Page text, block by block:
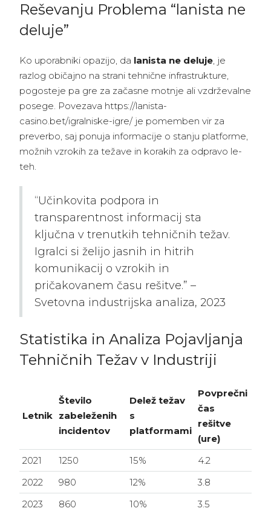
Reševanju Problema “lanista ne
deluje”
Ko uporabniki opazijo, da lanista ne deluje, je
razlog običajno na strani tehnične infrastrukture,
pogosteje pa gre za začasne motnje ali vzdrževalne
posege. Povezava https://lanista-
casino.bet/igralniske-igre/ je pomemben vir za
preverbo, saj ponuja informacije o stanju platforme,
možnih vzrokih za težave in korakih za odpravo le-
teh.
“Učinkovita podpora in
transparentnost informacij sta
ključna v trenutkih tehničnih težav.
Igralci si želijo jasnih in hitrih
komunikacij o vzrokih in
pričakovanem času rešitve.” –
Svetovna industrijska analiza, 2023
Statistika in Analiza Pojavljanja
Tehničnih Težav v Industriji
Letnik
Število
zabeleženih
incidentov
Delež težav
s
platformami
Povprečni
čas
rešitve
(ure)
2021
1250 15%
4.2
2022
980 12%
3.8
2023
860 10% 3.5